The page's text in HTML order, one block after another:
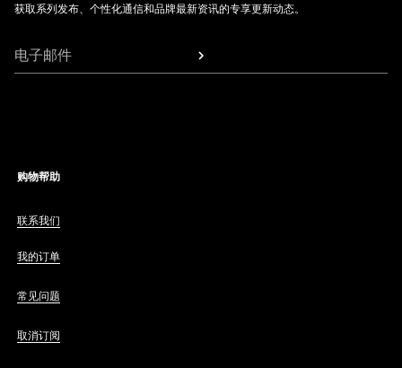
获取系列发布、个性化通信和品牌最新资讯的专享更新动态。
电子邮件
购物帮助
联系我们
我的订单
常见问题
取消订阅